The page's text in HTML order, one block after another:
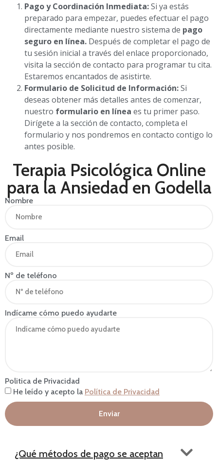
Pago y Coordinación Inmediata:Si ya estás
preparado para empezar, puedes efectuar el pago
directamente mediante nuestro sistema de pago
seguro en línea. Después de completar el pago de
tu sesión inicial a través del enlace proporcionado,
visita la sección de contacto para programar tu cita.
Estaremos encantados de asistirte.
Formulario de Solicitud de Información:Si
deseas obtener más detalles antes de comenzar,
nuestro formulario en línea es tu primer paso.
Dirígete a la sección de contacto, completa el
formulario y nos pondremos en contacto contigo lo
antes posible.
Terapia Psicológica Online
para la Ansiedad en Godella
Nombre
Email
Nº de teléfono
Indícame cómo puedo ayudarte
Politica de Privacidad
He leído y acepto la Política de Privacidad
Enviar
¿Qué métodos de pago se aceptan